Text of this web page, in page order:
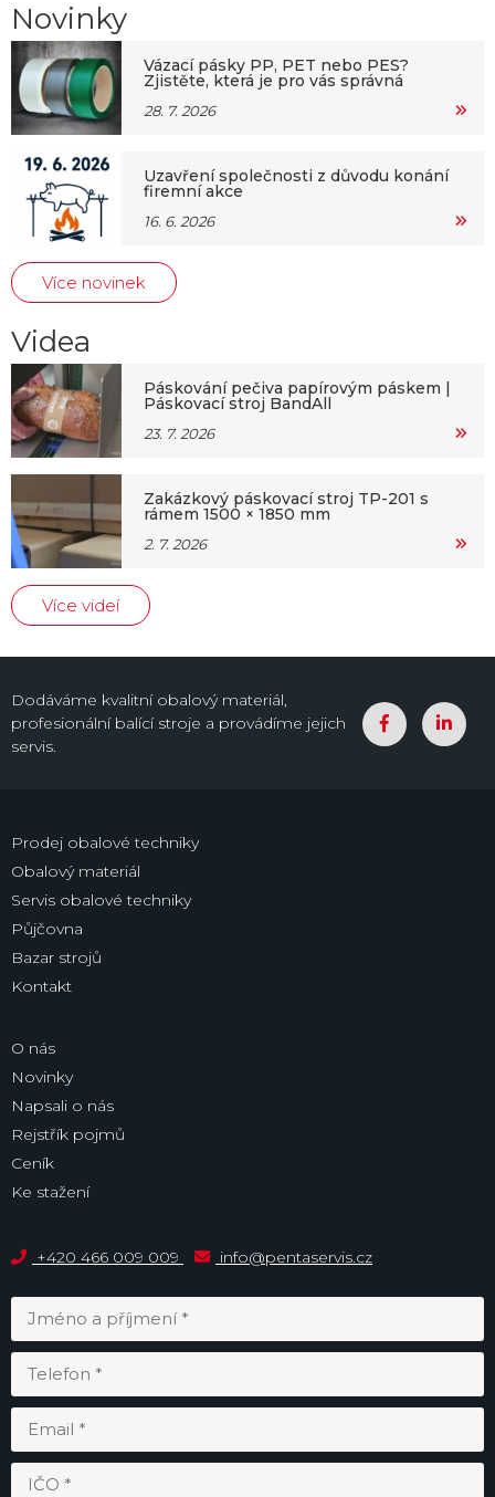
Novinky
Vázací pásky PP, PET nebo PES?
Zjistěte, která je pro vás správná
28. 7. 2026
Uzavření společnosti z důvodu konání
firemní akce
16. 6. 2026
Více novinek
Videa
Páskování pečiva papírovým páskem |
Páskovací stroj BandAll
23. 7. 2026
Zakázkový páskovací stroj TP-201 s
rámem 1500 × 1850 mm
2. 7. 2026
Více videí
Dodáváme kvalitní obalový materiál,
profesionální balící stroje a provádíme jejich
servis.
Prodej obalové techniky
Obalový materiál
Servis obalové techniky
Půjčovna
Bazar strojů
Kontakt
O nás
Novinky
Napsali o nás
Rejstřík pojmů
Ceník
Ke stažení
+420 466 009 009 info@pentaservis.cz